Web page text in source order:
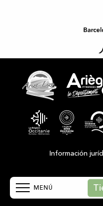
MENÚ
Información